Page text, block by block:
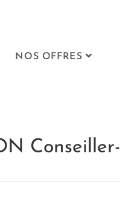
NOS OFFRES